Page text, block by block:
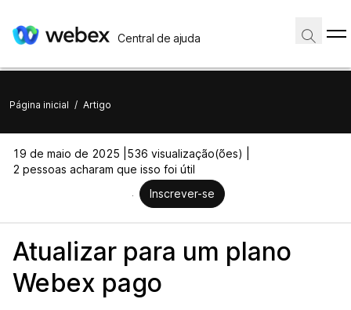
Central de ajuda
Página inicial / Artigo
19 de maio de 2025 | 536 visualização(ões) |
2 pessoas acharam que isso foi útil
Inscrever-se
Atualizar para um plano
Webex pago